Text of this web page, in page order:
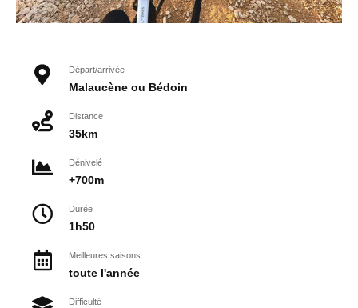
Départ/arrivée
Malaucène ou Bédoin
Distance
35km
Dénivelé
+700m
Durée
1h50
Meilleures saisons
toute l'année
Difficulté